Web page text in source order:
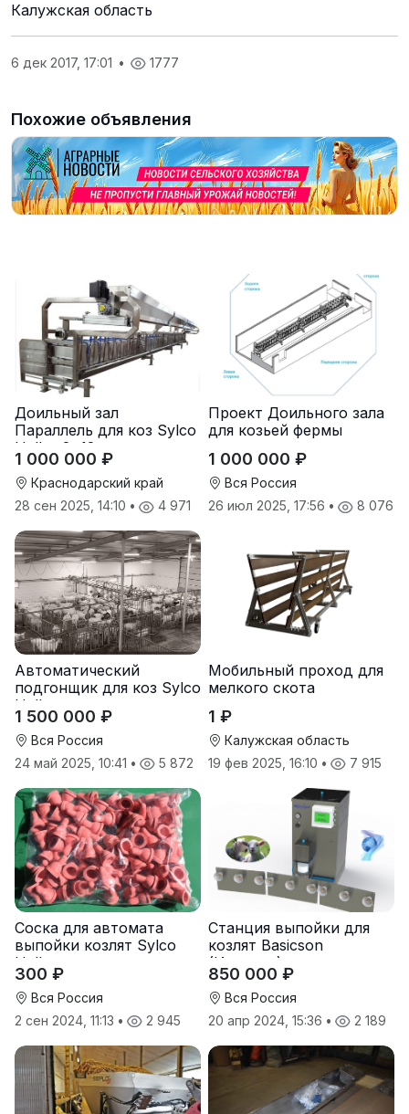
Калужская область
6 дек 2017, 17:01 • 1777
Похожие объявления
Доильный зал
Параллель для коз Sylco
Hellas 2*12
1 000 000 ₽
Краснодарский край
28 сен 2025, 14:10 • 4 971
Проект Доильного зала
для козьей фермы
1 000 000 ₽
Вся Россия
26 июл 2025, 17:56 • 8 076
Автоматический
подгонщик для коз Sylco
Hellas
1 500 000 ₽
Вся Россия
24 май 2025, 10:41 • 5 872
Мобильный проход для
мелкого скота
1 ₽
Калужская область
19 фев 2025, 16:10 • 7 915
Соска для автомата
выпойки козлят Sylco
Hellas
300 ₽
Вся Россия
2 сен 2024, 11:13 • 2 945
Станция выпойки для
козлят Basicson
(Испания)
850 000 ₽
Вся Россия
20 апр 2024, 15:36 • 2 189